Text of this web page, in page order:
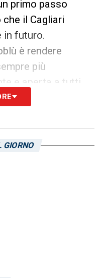
primo passo
che il Cagliari
in futuro.
è rendere
più
e aperta a tutti.
GIORNO